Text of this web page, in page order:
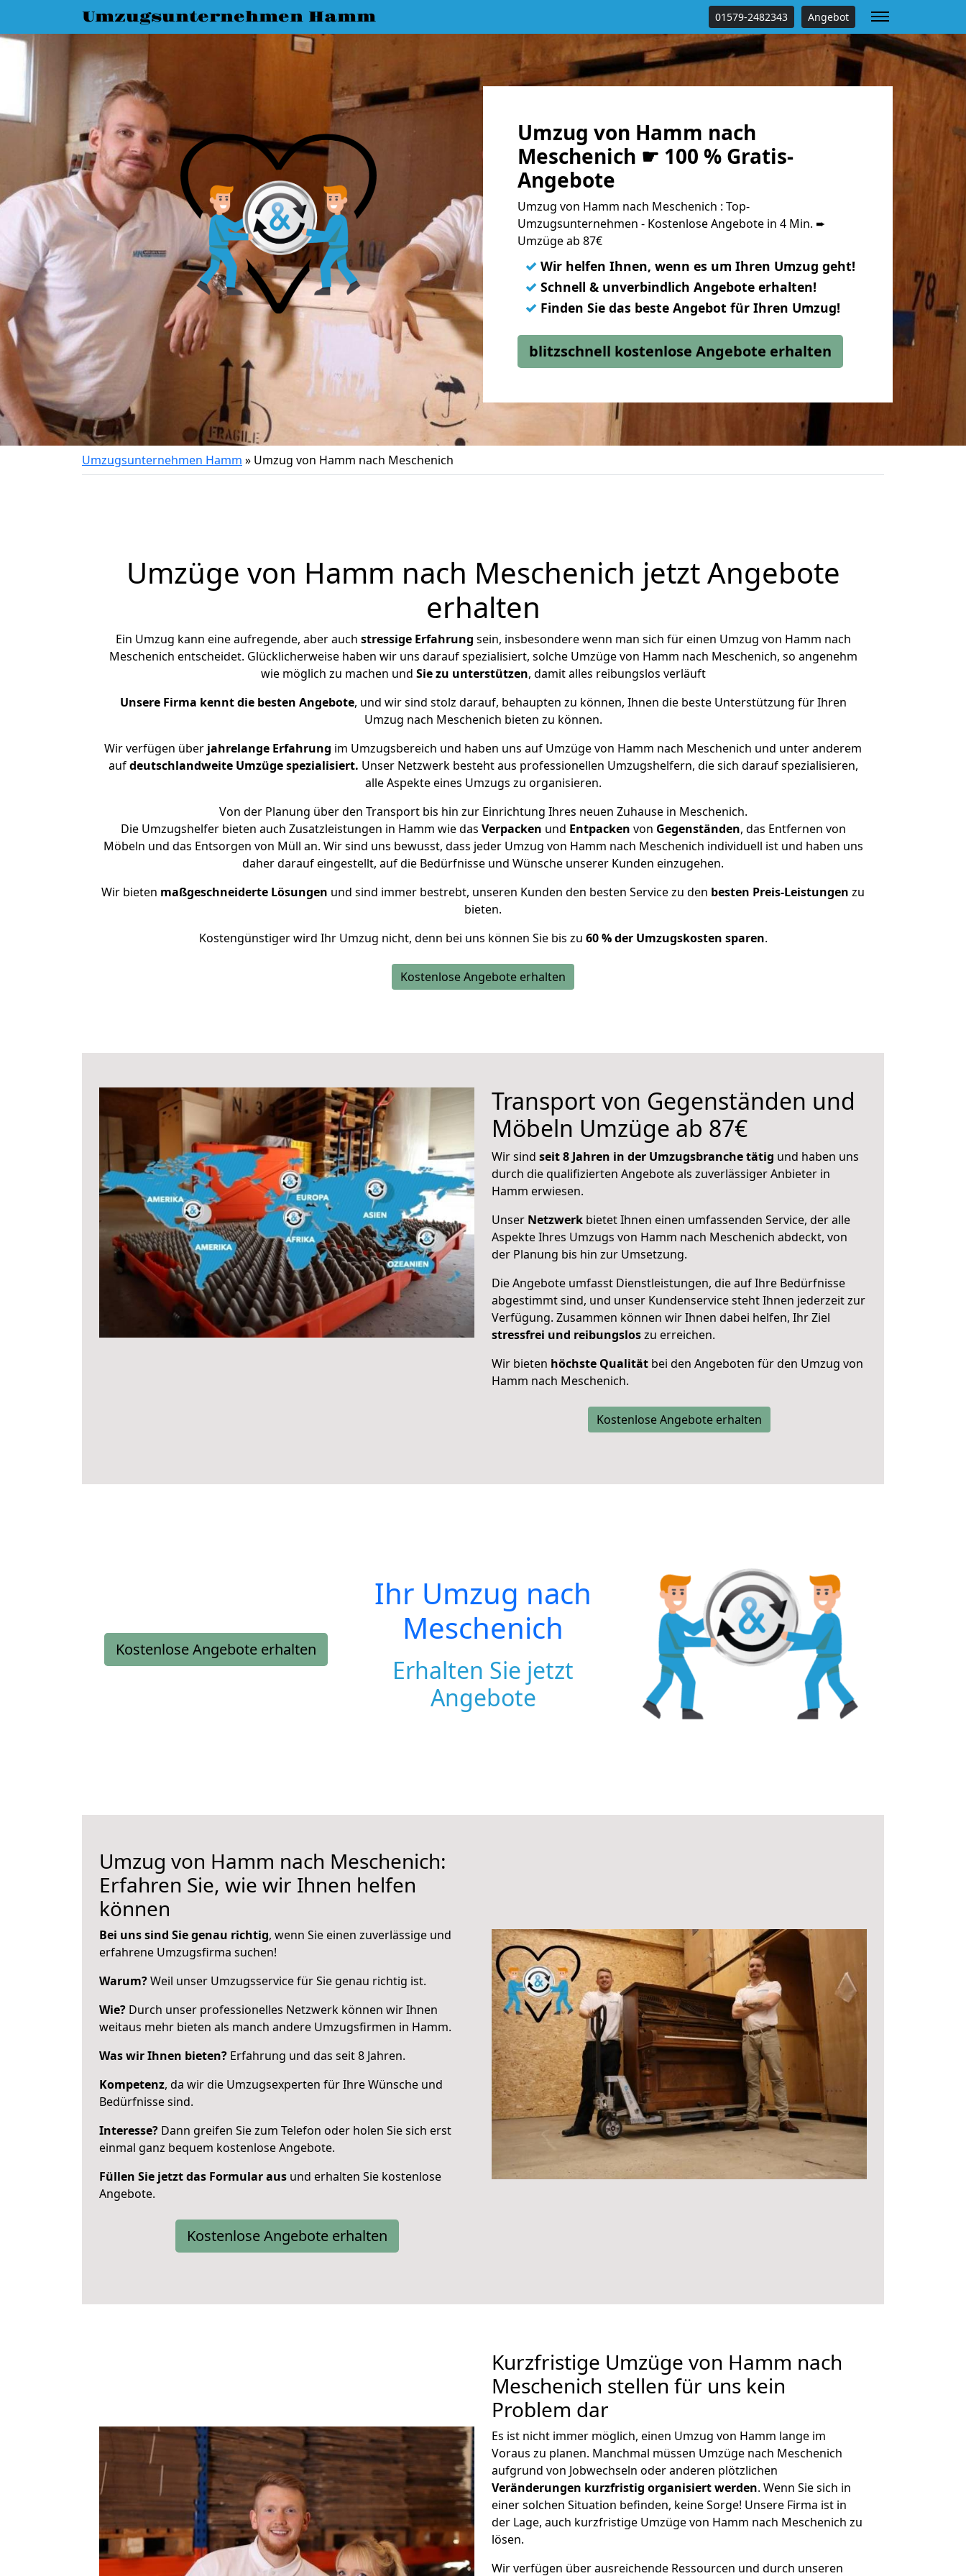
Umzugsunternehmen Hamm 01579-2482343 Angebot
Umzug von Hamm nach
Meschenich ☛ 100 % Gratis-
Angebote
Umzug von Hamm nach Meschenich : Top-
Umzugsunternehmen - Kostenlose Angebote in 4 Min. ➨
Umzüge ab 87€
✓ Wir helfen Ihnen, wenn es um Ihren Umzug geht!
✓ Schnell & unverbindlich Angebote erhalten!
✓ Finden Sie das beste Angebot für Ihren Umzug!
blitzschnell kostenlose Angebote erhalten
Umzugsunternehmen Hamm » Umzug von Hamm nach Meschenich
Umzüge von Hamm nach Meschenich jetzt Angebote
erhalten
Ein Umzug kann eine aufregende, aber auch stressige Erfahrung sein, insbesondere wenn man sich für einen Umzug von Hamm nach
Meschenich entscheidet. Glücklicherweise haben wir uns darauf spezialisiert, solche Umzüge von Hamm nach Meschenich, so angenehm
wie möglich zu machen und Sie zu unterstützen, damit alles reibungslos verläuft
Unsere Firma kennt die besten Angebote, und wir sind stolz darauf, behaupten zu können, Ihnen die beste Unterstützung für Ihren
Umzug nach Meschenich bieten zu können.
Wir verfügen über jahrelange Erfahrung im Umzugsbereich und haben uns auf Umzüge von Hamm nach Meschenich und unter anderem
aufdeutschlandweite Umzüge spezialisiert. Unser Netzwerk besteht aus professionellen Umzugshelfern, die sich darauf spezialisieren,
alle Aspekte eines Umzugs zu organisieren.
Von der Planung über den Transport bis hin zur Einrichtung Ihres neuen Zuhause in Meschenich.
Die Umzugshelfer bieten auch Zusatzleistungen in Hamm wie das Verpacken und Entpacken von Gegenständen, das Entfernen von
Möbeln und das Entsorgen von Müll an. Wir sind uns bewusst, dass jeder Umzug von Hamm nach Meschenich individuell ist und haben uns
daher darauf eingestellt, auf die Bedürfnisse und Wünsche unserer Kunden einzugehen.
Wir bieten maßgeschneiderte Lösungen und sind immer bestrebt, unseren Kunden den besten Service zu den besten Preis-Leistungen zu
bieten.
Kostengünstiger wird Ihr Umzug nicht, denn bei uns können Sie bis zu 60 % der Umzugskosten sparen.
Kostenlose Angebote erhalten
Transport von Gegenständen und
Möbeln Umzüge ab 87€
Wir sind seit 8 Jahren in der Umzugsbranche tätig und haben uns
durch die qualifizierten Angebote als zuverlässiger Anbieter in
Hamm erwiesen.
Unser Netzwerk bietet Ihnen einen umfassenden Service, der alle
Aspekte Ihres Umzugs von Hamm nach Meschenich abdeckt, von
der Planung bis hin zur Umsetzung.
Die Angebote umfasst Dienstleistungen, die auf Ihre Bedürfnisse
abgestimmt sind, und unser Kundenservice steht Ihnen jederzeit zur
Verfügung. Zusammen können wir Ihnen dabei helfen, Ihr Ziel
stressfrei und reibungsloszu erreichen.
Wir bieten höchste Qualität bei den Angeboten für den Umzug von
Hamm nach Meschenich.
Kostenlose Angebote erhalten
Kostenlose Angebote erhalten
Ihr Umzug nach
Meschenich
Erhalten Sie jetzt
Angebote
Umzug von Hamm nach Meschenich:
Erfahren Sie, wie wir Ihnen helfen
können
Bei uns sind Sie genau richtig, wenn Sie einen zuverlässige und
erfahrene Umzugsfirma suchen!
Warum?Weil unser Umzugsservice für Sie genau richtig ist.
Wie? Durch unser professionelles Netzwerk können wir Ihnen
weitaus mehr bieten als manch andere Umzugsfirmen in Hamm.
Was wir Ihnen bieten? Erfahrung und das seit 8 Jahren.
Kompetenz, da wir die Umzugsexperten für Ihre Wünsche und
Bedürfnisse sind.
Interesse? Dann greifen Sie zum Telefon oder holen Sie sich erst
einmal ganz bequem kostenlose Angebote.
Füllen Sie jetzt das Formular aus und erhalten Sie kostenlose
Angebote.
Kostenlose Angebote erhalten
Kurzfristige Umzüge von Hamm nach
Meschenich stellen für uns kein
Problem dar
Es ist nicht immer möglich, einen Umzug von Hamm lange im
Voraus zu planen. Manchmal müssen Umzüge nach Meschenich
aufgrund von Jobwechseln oder anderen plötzlichen
Veränderungen kurzfristig organisiert werden. Wenn Sie sich in
einer solchen Situation befinden, keine Sorge! Unsere Firma ist in
der Lage, auch kurzfristige Umzüge von Hamm nach Meschenich zu
lösen.
Wir verfügen über ausreichende Ressourcen und durch unseren